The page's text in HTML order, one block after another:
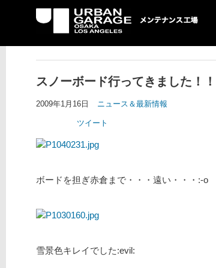
UG メンテナンス工場
スノーボード行ってきました！！
2009年1月16日 ニュース＆最新情報
ツイート
ボードを担ぎ赤倉まで・・・遠い・・・:-o
雪景色キレイでした:evil: